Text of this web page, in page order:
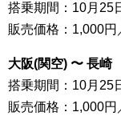
搭乗期間：10月25
販売価格：1,000円
大阪(関空) 〜 長崎
搭乗期間：10月25
販売価格：1,000円